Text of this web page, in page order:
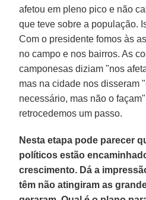
afetou em pleno pico e não
que teve sobre a população.
Com o presidente fomos às
no campo e nos bairros. As
camponesas diziam "nos
mas na cidade nos disseram
necessário, mas não o
retrocedemos um passo.
Nesta etapa pode parecer
políticos estão
crescimento. Dá a
têm não atingiram as